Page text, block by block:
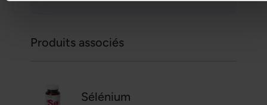
Produits associés
Sélénium